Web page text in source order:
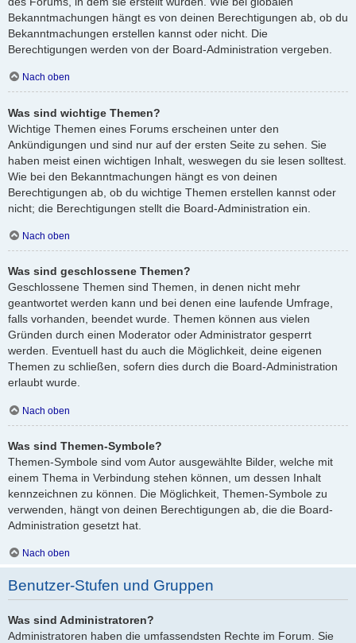
Bekanntmachungen hängt es von deinen Berechtigungen ab, ob du
Bekanntmachungen erstellen kannst oder nicht. Die
Berechtigungen werden von der Board-Administration vergeben.
Nach oben
Was sind wichtige Themen?
Wichtige Themen eines Forums erscheinen unter den
Ankündigungen und sind nur auf der ersten Seite zu sehen. Sie
haben meist einen wichtigen Inhalt, weswegen du sie lesen solltest.
Wie bei den Bekanntmachungen hängt es von deinen
Berechtigungen ab, ob du wichtige Themen erstellen kannst oder
nicht; die Berechtigungen stellt die Board-Administration ein.
Nach oben
Was sind geschlossene Themen?
Geschlossene Themen sind Themen, in denen nicht mehr
geantwortet werden kann und bei denen eine laufende Umfrage,
falls vorhanden, beendet wurde. Themen können aus vielen
Gründen durch einen Moderator oder Administrator gesperrt
werden. Eventuell hast du auch die Möglichkeit, deine eigenen
Themen zu schließen, sofern dies durch die Board-Administration
erlaubt wurde.
Nach oben
Was sind Themen-Symbole?
Themen-Symbole sind vom Autor ausgewählte Bilder, welche mit
einem Thema in Verbindung stehen können, um dessen Inhalt
kennzeichnen zu können. Die Möglichkeit, Themen-Symbole zu
verwenden, hängt von deinen Berechtigungen ab, die die Board-
Administration gesetzt hat.
Nach oben
Benutzer-Stufen und Gruppen
Was sind Administratoren?
Administratoren haben die umfassendsten Rechte im Forum. Sie